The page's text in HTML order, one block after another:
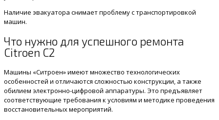
Наличие эвакуатора снимает проблему с транспортировкой
машин.
Что нужно для успешного ремонта
Citroen C2
Машины «Ситроен» имеют множество технологических
особенностей и отличаются сложностью конструкции, а также
обилием электронно-цифровой аппаратуры. Это предъявляет
соответствующие требования к условиям и методике проведения
восстановительных мероприятий.